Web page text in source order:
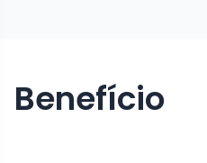
Benefício